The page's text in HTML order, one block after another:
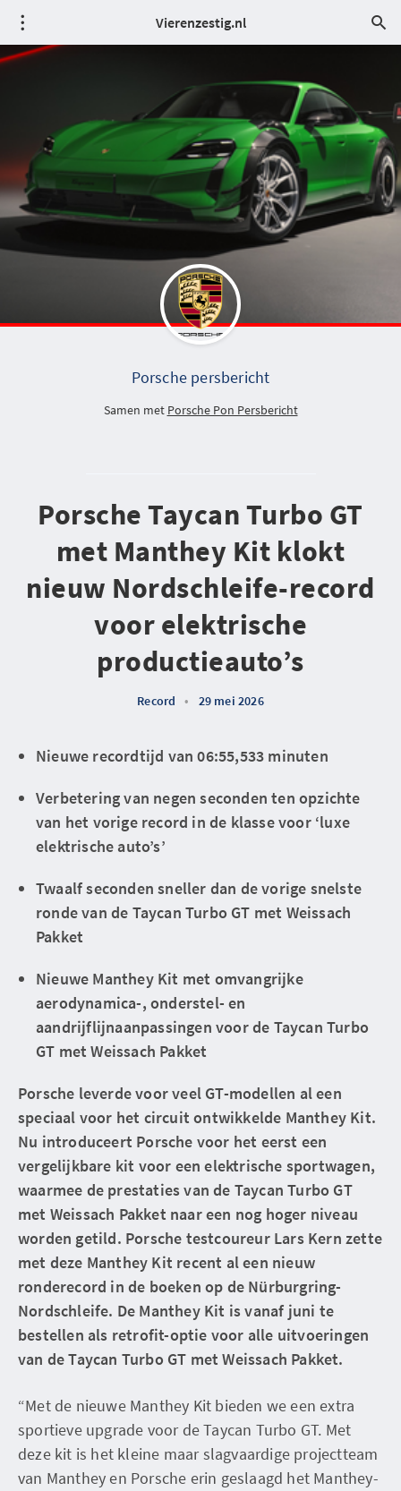
Vierenzestig.nl
Porsche persbericht
Samen met Porsche Pon Persbericht
Porsche Taycan Turbo GT
met Manthey Kit klokt
nieuw Nordschleife-record
voor elektrische
productieauto’s
Record • 29 mei 2026
Nieuwe recordtijd van 06:55,533 minuten
Verbetering van negen seconden ten opzichte
van het vorige record in de klasse voor ‘luxe
elektrische auto’s’
Twaalf seconden sneller dan de vorige snelste
ronde van de Taycan Turbo GT met Weissach
Pakket
Nieuwe Manthey Kit met omvangrijke
aerodynamica-, onderstel- en
aandrijflijnaanpassingen voor de Taycan Turbo
GT met Weissach Pakket
Porsche leverde voor veel GT-modellen al een
speciaal voor het circuit ontwikkelde Manthey Kit.
Nu introduceert Porsche voor het eerst een
vergelijkbare kit voor een elektrische sportwagen,
waarmee de prestaties van de Taycan Turbo GT
met Weissach Pakket naar een nog hoger niveau
worden getild. Porsche testcoureur Lars Kern zette
met deze Manthey Kit recent al een nieuw
ronderecord in de boeken op de Nürburgring-
Nordschleife. De Manthey Kit is vanaf juni te
bestellen als retrofit-optie voor alle uitvoeringen
van de Taycan Turbo GT met Weissach Pakket.
“Met de nieuwe Manthey Kit bieden we een extra
sportieve upgrade voor de Taycan Turbo GT. Met
deze kit is het kleine maar slagvaardige projectteam
van Manthey en Porsche erin geslaagd het Manthey-